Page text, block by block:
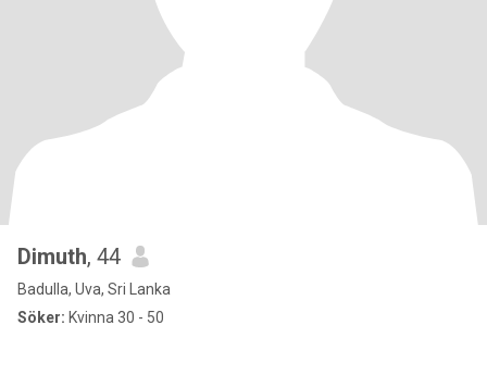
Dimuth, 44
Badulla, Uva, Sri Lanka
Söker: Kvinna 30 - 50